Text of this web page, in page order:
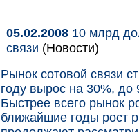
05.02.2008 10 млрд
связи (Новости)
Рынок сотовой связи
году вырос на 30%,
Быстрее всего рынок
ближайшие годы рост